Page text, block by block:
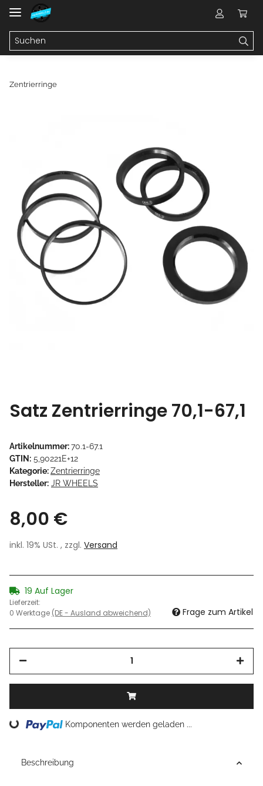
Zentrierringe
Satz Zentrierringe 70,1-67,1
Artikelnummer:70.1-67.1
GTIN: 5,90221E+12
Kategorie:Zentrierringe
Hersteller: JR WHEELS
8,00 €
inkl. 19% USt. , zzgl. Versand
19 Auf Lager
Lieferzeit:
0 Werktage (DE - Ausland abweichend) Frage zum Artikel
Loading... Komponenten werden geladen ...
Beschreibung